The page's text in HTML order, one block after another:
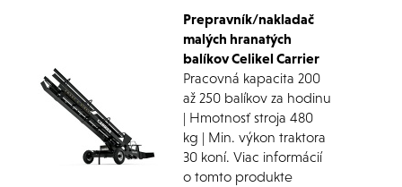
Prepravník/nakladač
malých hranatých
balíkov Celikel Carrier
Pracovná kapacita 200
až 250 balíkov za hodinu
| Hmotnosť stroja 480
kg | Min. výkon traktora
30 koní. Viac informácií
o tomto produkte